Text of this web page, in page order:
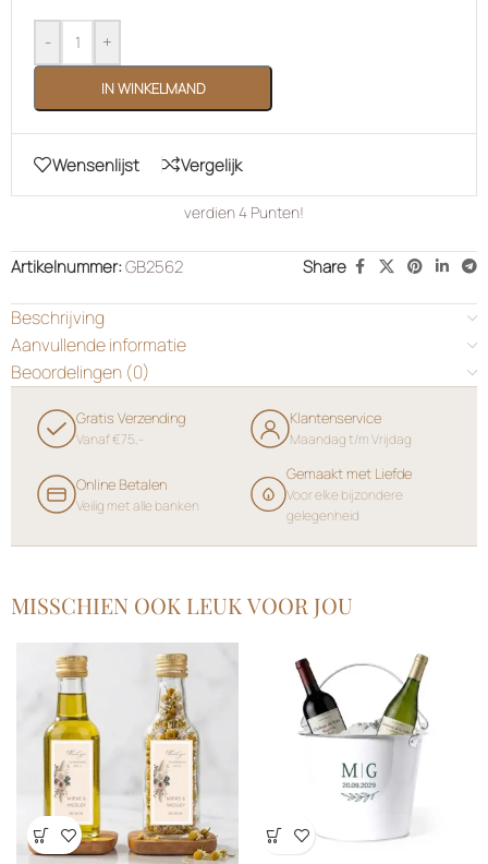
- +
IN WINKELMAND
Wensenlijst Vergelijk
verdien4 Punten!
Artikelnummer:GB2562 Share
Beschrijving
Aanvullende informatie
Beoordelingen (0)
Gratis Verzending
Vanaf €75,-
Klantenservice
Maandag t/m Vrijdag
Online Betalen
Veilig met alle banken
Gemaakt met Liefde
Voor elke bijzondere
gelegenheid
MISSCHIEN OOK LEUK VOOR JOU
Wensenlijst
Wensenlijst